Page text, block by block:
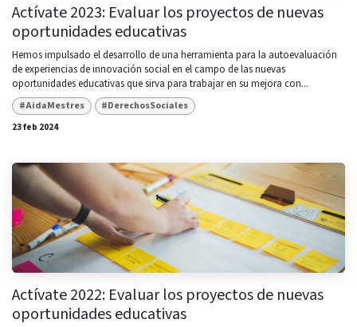
Actívate 2023: Evaluar los proyectos de nuevas
oportunidades educativas
Hemos impulsado el desarrollo de una herramienta para la autoevaluación
de experiencias de innovación social en el campo de las nuevas
oportunidades educativas que sirva para trabajar en su mejora con...
#AidaMestres
#DerechosSociales
23 feb 2024
Actívate 2022: Evaluar los proyectos de nuevas
oportunidades educativas